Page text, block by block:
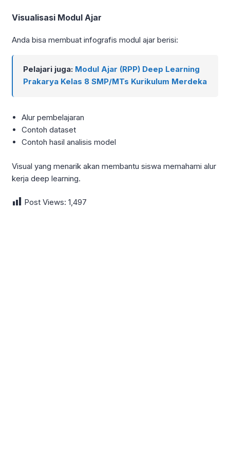
Visualisasi Modul Ajar
Anda bisa membuat infografis modul ajar berisi:
Pelajari juga: Modul Ajar (RPP) Deep Learning
Prakarya Kelas 8 SMP/MTs Kurikulum Merdeka
Alur pembelajaran
Contoh dataset
Contoh hasil analisis model
Visual yang menarik akan membantu siswa memahami alur
kerja deep learning.
Post Views: 1,497